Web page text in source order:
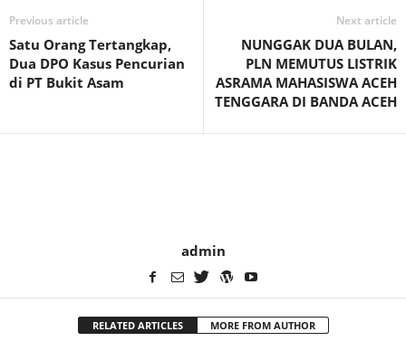
Previous article
Satu Orang Tertangkap,
Dua DPO Kasus Pencurian
di PT Bukit Asam
Next article
NUNGGAK DUA BULAN,
PLN MEMUTUS LISTRIK
ASRAMA MAHASISWA ACEH
TENGGARA DI BANDA ACEH
admin
RELATED ARTICLES MORE FROM AUTHOR